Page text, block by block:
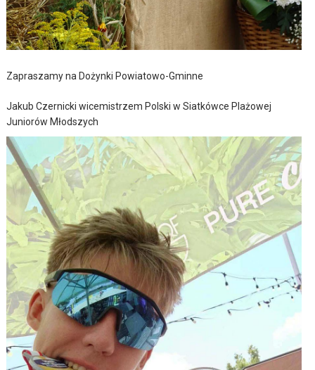
Zapraszamy na Dożynki Powiatowo-Gminne
Jakub Czernicki wicemistrzem Polski w Siatkówce Plażowej
Juniorów Młodszych